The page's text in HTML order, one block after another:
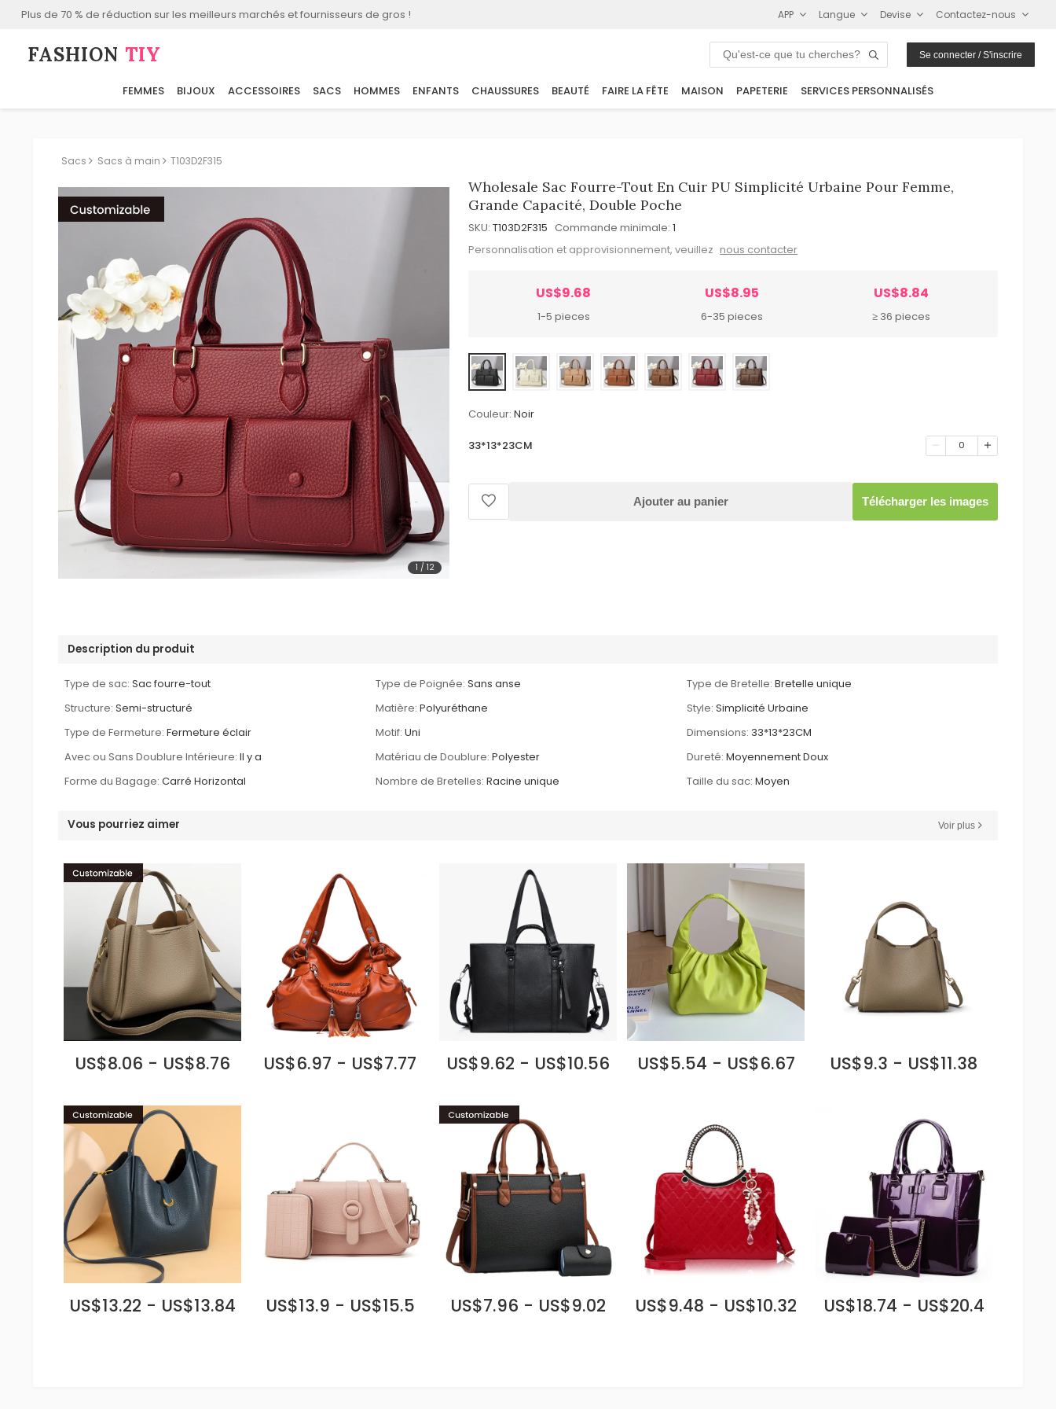
Plus de 70 % de réduction sur les meilleurs marchés et fournisseurs de gros ! APP Langue Devise Contactez-nous
FASHION⁠ TIY Se connecter / S'inscrire
FEMMES BIJOUX ACCESSOIRES SACS HOMMES ENFANTS CHAUSSURES BEAUTÉ FAIRE LA FÊTE MAISON PAPETERIE SERVICES PERSONNALISÉS
Sacs Sacs à main T103D2F315
1 / 12
Wholesale Sac Fourre-Tout En Cuir PU Simplicité Urbaine Pour Femme,
Grande Capacité, Double Poche
SKU: T103D2F315 Commande minimale: 1
Personnalisation et approvisionnement, veuillez nous contacter
US$9.68
1-5 pieces
US$8.95
6-35 pieces
US$8.84
≥ 36 pieces
Couleur: Noir
33*13*23CM 0
Ajouter au panier Télécharger les images
Description du produit
Type de sac: Sac fourre-tout Type de Poignée: Sans anse Type de Bretelle: Bretelle unique
Structure: Semi-structuré Matière: Polyuréthane Style: Simplicité Urbaine
Type de Fermeture: Fermeture éclair Motif: Uni Dimensions: 33*13*23CM
Avec ou Sans Doublure Intérieure: Il y a Matériau de Doublure: Polyester Dureté: Moyennement Doux
Forme du Bagage: Carré Horizontal Nombre de Bretelles: Racine unique Taille du sac: Moyen
Vous pourriez aimer Voir plus
US$8.06 - US$8.76 US$6.97 - US$7.77 US$9.62 - US$10.56 US$5.54 - US$6.67 US$9.3 - US$11.38
US$13.22 - US$13.84 US$13.9 - US$15.5 US$7.96 - US$9.02 US$9.48 - US$10.32 US$18.74 - US$20.4